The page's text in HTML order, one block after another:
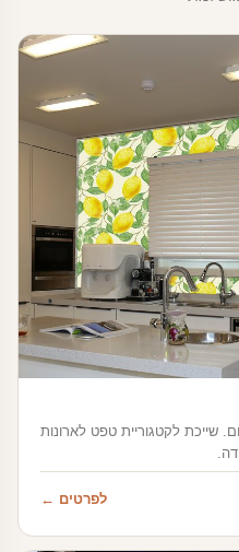
שייכת לקטגוריית טפט לארונות
לפרטים ←